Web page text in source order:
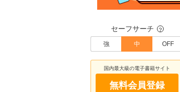
セーフサーチ ？
強 中 OFF
国内最大級の電子書籍サイト
無料会員登録